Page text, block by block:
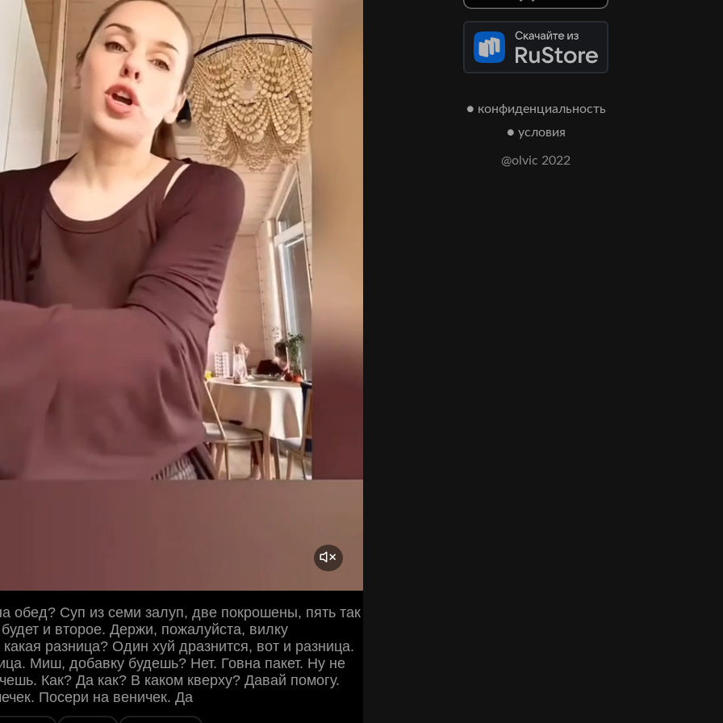
обед? Суп из семи залуп, две покрошены, пять так
и второе. Держи, пожалуйста, вилку
разница? Один хуй дразнится, вот и разница.
Миш, добавку будешь? Нет. Говна пакет. Ну не
Как? Да как? В каком кверху? Давай помогу.
Посери на веничек. Да
● конфиденциальность
● условия
@olvic 2022